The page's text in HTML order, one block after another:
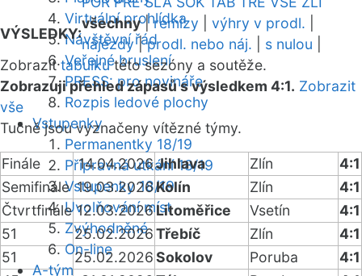
Virtuální prohlídka
Návštěvní řád
Veřejné bruslení
PRESS: pro novináře
Rozpis ledové plochy
Vstupenky
Permanentky 18/19
Přípravná utkání 18/19
Vstupenky 18/19
Uvolňování míst
Zvýhodněné
On-line
A-tým
VÝSLEDKY:
všechny|remízy výhry v prodl.
nájezdy|prodl. nebo náj. s nulou
Zobrazittabulkutéto sezóny a soutěže.
Zobrazuji přehled zápasů s výsledkem 4:1. Zobrazit
vše
Tučně jsou vyznačeny vítězné týmy.
Finále 14.04.2026Jihlava Zlín
4:1
Semifinále 19.03.2026Kolín Zlín
4:1
Čtvrtfinále 12.03.2026Litoměřice Vsetín
4:1
51
25.02.2026Třebíč Zlín
4:1
51
25.02.2026Sokolov Poruba
4:1